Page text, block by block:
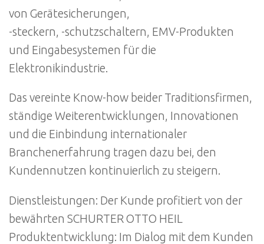
von Gerätesicherungen,
-steckern, -schutzschaltern, EMV-Produkten
und Eingabesystemen für die
Elektronikindustrie.
Das vereinte Know-how beider Traditionsfirmen,
ständige Weiterentwicklungen, Innovationen
und die Einbindung internationaler
Branchenerfahrung tragen dazu bei, den
Kundennutzen kontinuierlich zu steigern.
Dienstleistungen: Der Kunde profitiert von der
bewährten SCHURTER OTTO HEIL
Produktentwicklung: Im Dialog mit dem Kunden